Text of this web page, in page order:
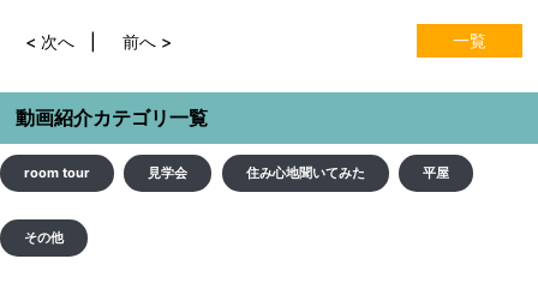
一覧
< 次へ 前へ >
動画紹介カテゴリ一覧
room tour 見学会 住み心地聞いてみた 平屋
その他